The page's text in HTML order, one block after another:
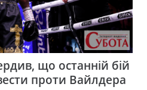
що останній бій
проти Вайлдера